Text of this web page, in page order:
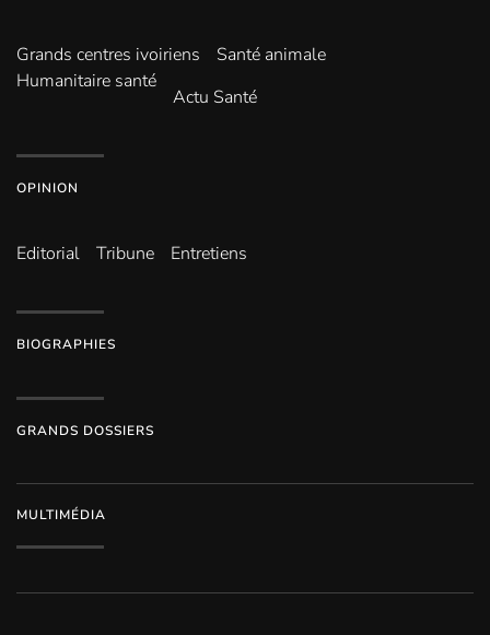
Grands centres ivoiriens
Santé animale
Humanitaire santé
Actu Santé
OPINION
Editorial Tribune Entretiens
BIOGRAPHIES
GRANDS DOSSIERS
MULTIMÉDIA